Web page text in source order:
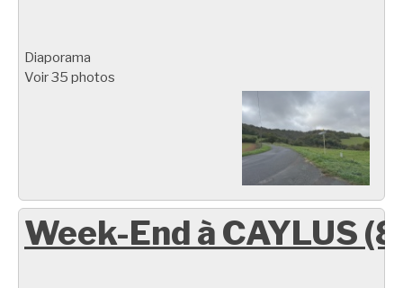
Diaporama
Voir 35 photos
Week-End à CAYLUS